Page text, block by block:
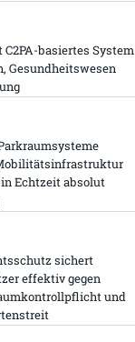
C2PA-basiertes System
Gesundheitswesen
Echtzeit absolut
sichert
effektiv gegen
und